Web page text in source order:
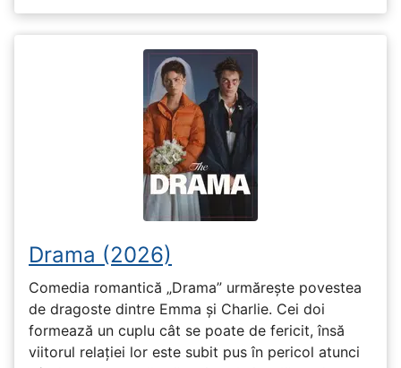
Drama (2026)
Comedia romantică „Drama” urmărește povestea
de dragoste dintre Emma și Charlie. Cei doi
formează un cuplu cât se poate de fericit, însă
viitorul relației lor este subit pus în pericol atunci